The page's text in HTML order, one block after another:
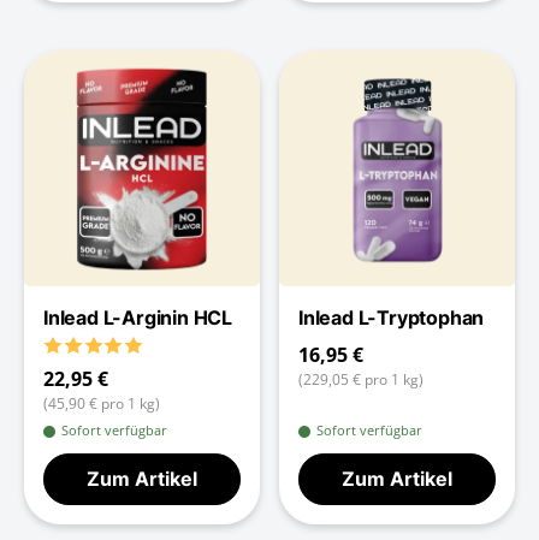
Inlead L-Arginin HCL
22,95 €
(45,90 € pro 1 kg)
Sofort verfügbar
Zum Artikel
Inlead L-Tryptophan
16,95 €
(229,05 € pro 1 kg)
Sofort verfügbar
Zum Artikel